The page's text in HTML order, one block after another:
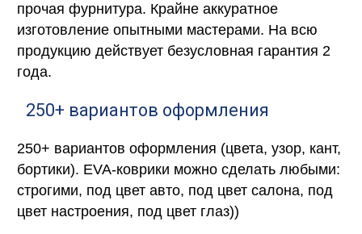
прочая фурнитура. Крайне аккуратное
изготовление опытными мастерами. На всю
продукцию действует безусловная гарантия 2
года.
250+ вариантов оформления
250+ вариантов оформления (цвета, узор, кант,
бортики). EVA-коврики можно сделать любыми:
строгими, под цвет авто, под цвет салона, под
цвет настроения, под цвет глаз))